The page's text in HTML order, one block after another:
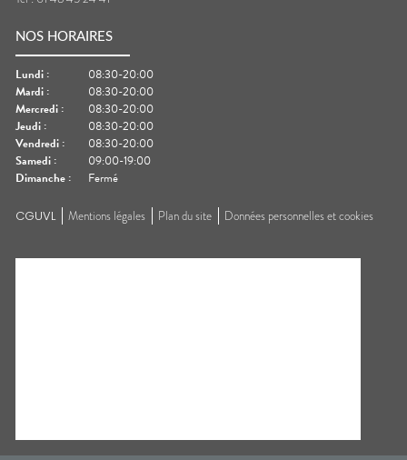
NOS HORAIRES
Lundi :
08:30-20:00
Mardi :
08:30-20:00
Mercredi :
08:30-20:00
Jeudi :
08:30-20:00
Vendredi :
08:30-20:00
Samedi :
09:00-19:00
Dimanche : Fermé
CGUVL Mentions légales Plan du site Données personnelles et cookies